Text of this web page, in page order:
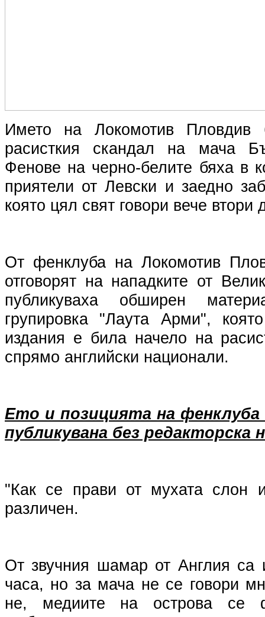
Името на Локомотив
расисткия скандал на мача
Фенове на черно-белите бяха в
приятели от Левски и заедно
която цял свят говори вече втори
От фенклуба на Локомотив
отговорят на нападките от
публикуваха обширен
групировка "Лаута Арми",
издания е била начело на
спрямо английски национали.
Ето и позицията на фенклуба
публикувана без редакторска
"Как се прави от мухата слон
различен.
От звучния шамар от Англия са
часа, но за мача не се говори
не, медиите на острова се